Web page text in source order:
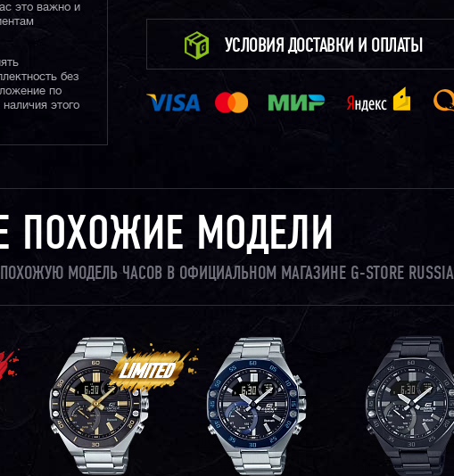
это важно и
без
по
этого
УСЛОВИЯ ДОСТАВКИ И ОПЛАТЫ
ПОХОЖИЕ МОДЕЛИ
ПОХОЖУЮ МОДЕЛЬ ЧАСОВ В ОФИЦИАЛЬНОМ МАГАЗИНЕ G-STORE RUSSIA